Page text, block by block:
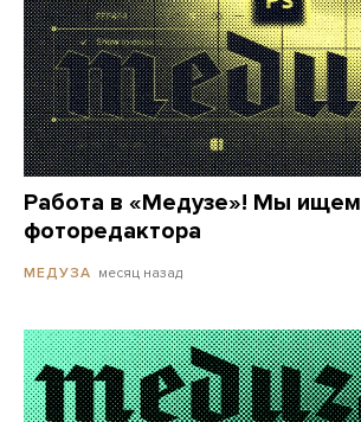
Работа в «Медузе»! Мы ищем
фоторедактора
МЕДУЗА месяц назад